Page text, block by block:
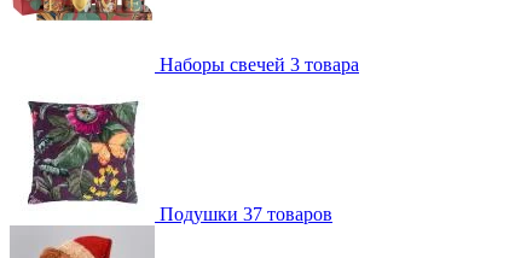
Наборы свечей 3 товара
Подушки 37 товаров